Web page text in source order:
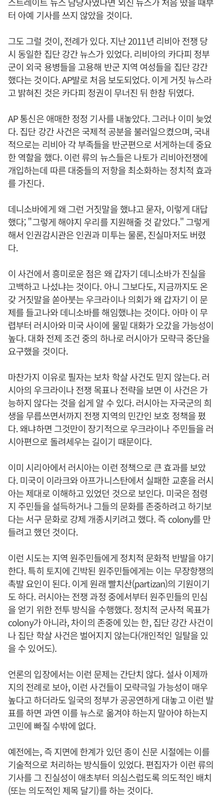
터 아예 기사를 쓰지 않았을 것이다.
그도 그럴 것이, 전례가 있다. 지난 2011년 리비아 전쟁 당
시 동일한 집단 강간 뉴스가 있었다. 리비아의 카다피 정부
군이 외국 용병들을 고용해 반군 지역 여성들을 집단 강간
했다는 것이다. AP발로 처음 보도되었다. 이게 거짓 뉴스라
고 밝혀진 것은 카다피 정권이 무너진 뒤 한참 뒤였다.
AP 통신은 애매한 정정 기사를 내놓았다. 그러나 이미 늦었
다. 집단 강간 사건은 국제적 공분을 불러일으켰으며, 국내
적으로는 리비아 각 부족들을 반군편으로 서게하는데 중요
한 역할을 했다. 이런 류의 뉴스들은 나토가 리비아전쟁에
개입하는데 따른 대중들의 저항을 최소화하는 정치적 효과
를 가진다.
데니소바에게 왜 그런 거짓말을 했냐고 묻자, 이렇게 대답
했다; "그렇게 해야지 우리를 지원해줄 것 같았다." 그렇게
해서 인권감시관은 인권과 미투는 물론, 진실마저도 버렸
다.
이 사건에서 흥미로운 점은 왜 갑자기 데니소바가 진실을
고백하고 나섰냐는 것이다. 아니 그보다도, 지금까지도 온
갖 거짓말을 쏟아붓는 우크라이나 의회가 왜 갑자기 이 문
제를 들고나와 데니소바를 해임했냐는 것이다. 아마 이 무
렵부터 러시아와 미국 사이에 물밑 대화가 오갔을 가능성이
높다. 대화 전제 조건 중의 하나로 러시아가 모략극 중단을
요구했을 것이다.
마찬가지 이유로 필자는 보차 학살 사건도 믿지 않는다. 러
시아의 우크라이나 전쟁 목표나 전략을 보면 이 사건은 가
능하지 않다는 것을 쉽게 알 수 있다. 러시아는 자국군의 희
생을 무릅쓰면서까지 전쟁 지역의 민간인 보호 정책을 폈
다. 왜냐하면 그것만이 장기적으로 우크라이나 주민들을 러
시아편으로 돌려세우는 길이기 때문이다.
이미 시리아에서 러시아는 이런 정책으로 큰 효과를 보았
다. 미국이 이라크와 아프가니스탄에서 실패한 교훈을 러시
아는 제대로 이해하고 있었던 것으로 보인다. 미국은 점령
지 주민들을 설득하거나 그들의 문화를 존중하려고 하기보
다는 서구 문화로 강제 개종시키려고 했다. 즉 colony를 만
들려고 했던 것이다.
이런 시도는 지역 원주민들에게 정치적 문화적 반발을 야기
한다. 특히 토지에 긴박된 원주민들에게는 이는 무장항쟁의
촉발 요인이 된다. 이게 원래 빨치산(partizan)의 기원이기
도 하다. 러시아는 전쟁 과정 중에서부터 원주민들의 민심
을 얻기 위한 전투 방식을 수행했다. 정치적 군사적 목표가
colony가 아니라, 차이의 존중에 있는 한, 집단 강간 사건이
나 집단 학살 사건은 벌어지지 않는다(개인적인 일탈을 있
을 수 있어도).
언론의 입장에서는 이런 문제는 간단치 않다. 설사 이제까
지의 전례로 보아, 이런 사건들이 모략극일 가능성이 매우
높다고 하더라도 일국의 정부가 공공연하게 대놓고 이런 발
표를 하면 과연 이를 뉴스로 옮겨야 하는지 말아야 하는지
고민에 빠질 수밖에 없다.
예전에는, 즉 지면에 한계가 있던 종이 신문 시절에는 이를
기술적으로 처리하는 방식들이 있었다. 편집자가 이런 류의
기사를 그 진실성이 애초부터 의심스럽도록 의도적인 배치
(또는 의도적인 제목 달기)를 하는 것이다.